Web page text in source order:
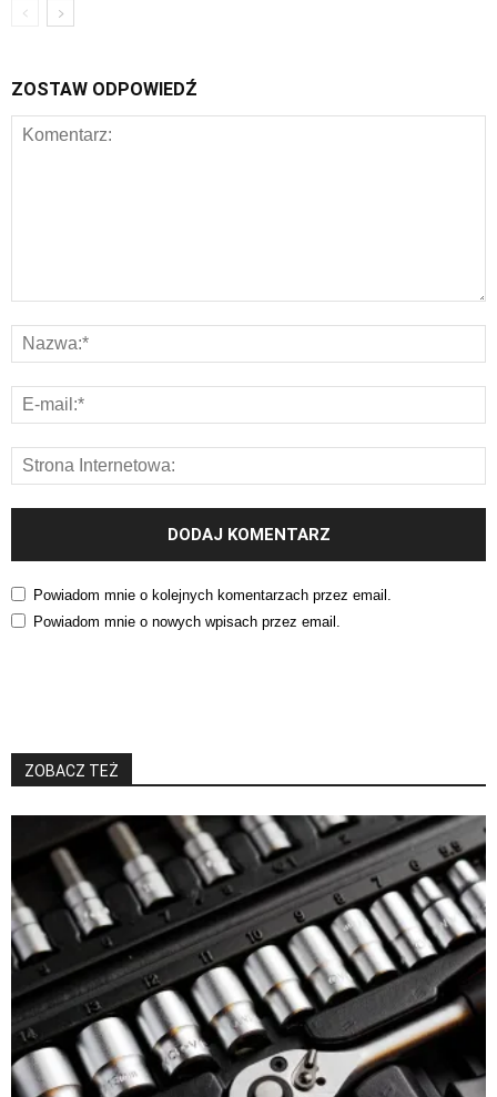
ZOSTAW ODPOWIEDŹ
Powiadom mnie o kolejnych komentarzach przez email.
Powiadom mnie o nowych wpisach przez email.
ZOBACZ TEŻ